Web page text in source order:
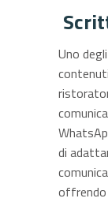
S
Uno
di
offrendo